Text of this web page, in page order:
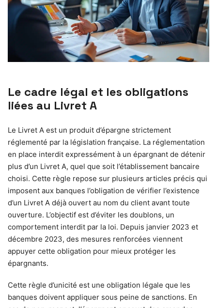
Le cadre légal et les obligations
liées au Livret A
Le Livret A est un produit d’épargne strictement
réglementé par la législation française. La réglementation
en place interdit expressément à un épargnant de détenir
plus d’un Livret A, quel que soit l’établissement bancaire
choisi. Cette règle repose sur plusieurs articles précis qui
imposent aux banques l’obligation de vérifier l’existence
d’un Livret A déjà ouvert au nom du client avant toute
ouverture. L’objectif est d’éviter les doublons, un
comportement interdit par la loi. Depuis janvier 2023 et
décembre 2023, des mesures renforcées viennent
appuyer cette obligation pour mieux protéger les
épargnants.
Cette règle d’unicité est une obligation légale que les
banques doivent appliquer sous peine de sanctions. En